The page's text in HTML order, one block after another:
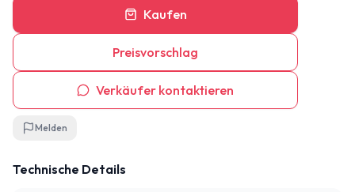
Kaufen
Preisvorschlag
Verkäufer kontaktieren
Melden
Technische Details